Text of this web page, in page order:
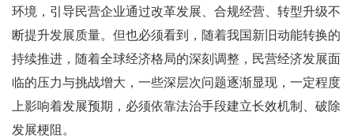
环境，引导民营企业通过改革发展、合规经营、转型升级不
断提升发展质量。但也必须看到，随着我国新旧动能转换的
持续推进，随着全球经济格局的深刻调整，民营经济发展面
临的压力与挑战增大，一些深层次问题逐渐显现，一定程度
上影响着发展预期，必须依靠法治手段建立长效机制、破除
发展梗阻。